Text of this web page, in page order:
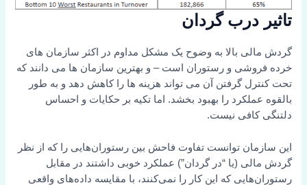
تاثیر درب گردان
گردش مالی بالا به وضوح یک مشکل مداوم در اکثر سازمان های
خرده فروشی و رستوران است – و بهترین سازمان ها می دانند که
تحت کنترل گرفتن آن می تواند هزینه ها را کاهش دهد و به طور
بالقوه عملکرد را بهبود بخشد. اما تکیه بر حکایات و احساس
دلتنگی کافی نیست.
این سازمان توانست تفاوت فاحش بین رستوران‌هایی را که از نظر
گردش مالی (یا “در گردان”) عملکرد خوبی داشتند در مقابل
رستوران‌هایی که این کار را نمی‌کنند، با مقایسه داده‌های واقعی